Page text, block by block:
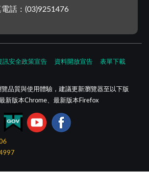
話：(03)9251476
訊安全政策宣告 資料開放宣告 表單下載
品質與使用體驗，建議更新瀏覽器至以下版
新版本Chrome、最新版本Firefox